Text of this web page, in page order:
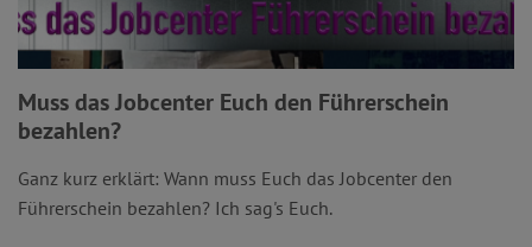
Muss das Jobcenter Euch den Führerschein
bezahlen?
Ganz kurz erklärt: Wann muss Euch das Jobcenter den
Führerschein bezahlen? Ich sag's Euch.